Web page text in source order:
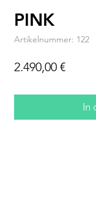
PINK
Artikelnummer: 122
2.490,00 €Preis
In